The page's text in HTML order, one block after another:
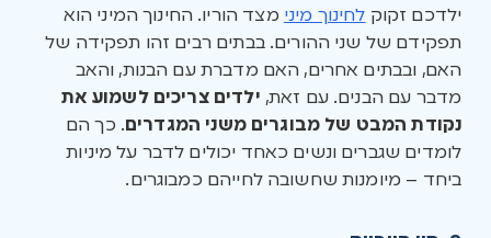
ילדכם זקוק לחינוך מיני מצד הוריו. החינוך המיני הוא
תפקידם של שני ההורים. בבתים רבים זהו תפקידה של
האם, ובבתים אחרים, האם מדברת עם הבנות, והאב
מדבר עם הבנים. עם זאת, ילדים צריכים לשמוע את
נקודת המבט של מבוגרים משני המגדרים. כך הם
לומדים שגברים ונשים כאחד יכולים לדבר על מיניות
ביחד – מיומנות שחשובה לחייהם כמבוגרים.